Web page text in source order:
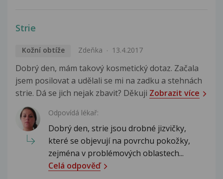
Strie
Kožní obtíže Zdeňka 13.4.2017
Dobrý den, mám takový kosmetický dotaz. Začala
jsem posilovat a udělali se mi na zadku a stehnách
strie. Dá se jich nejak zbavit? Děkuji Zobrazit více
Odpovídá lékař:
Dobrý den, strie jsou drobné jizvičky,
které se objevují na povrchu pokožky,
zejména v problémových oblastech...
Celá odpověď